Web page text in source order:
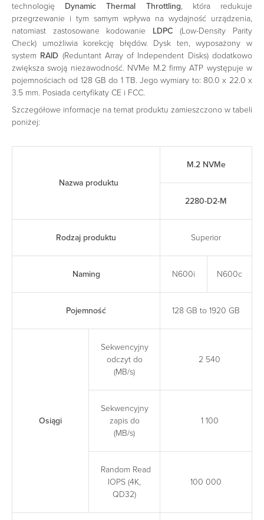
technologię Dynamic Thermal Throttling, która redukuje
przegrzewanie i tym samym wpływa na wydajność urządzenia,
natomiast zastosowane kodowanie LDPC (Low-Density Parity
Check) umożliwia korekcję błędów. Dysk ten, wyposażony w
system RAID (Reduntant Array of Independent Disks) dodatkowo
zwiększa swoją niezawodność. NVMe M.2 firmy ATP występuje w
pojemnościach od 128 GB do 1 TB. Jego wymiary to: 80.0 x 22.0 x
3.5 mm. Posiada certyfikaty CE i FCC.
Szczegółowe informacje na temat produktu zamieszczono w tabeli
poniżej:
Nazwa produktu
M.2 NVMe
2280-D2-M
Rodzaj produktu Superior
Naming N600i N600c
Pojemność 128 GB to 1920 GB
Osiągi
Sekwencyjny
odczyt do
(MB/s)
2 540
Sekwencyjny
zapis do
(MB/s)
1 100
Random Read
IOPS (4K,
QD32)
100 000